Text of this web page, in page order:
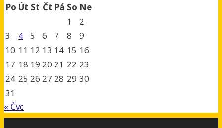
Po Út St Čt Pá So Ne
1
2
3
4 5 6 7 8
9
10 11 12 13 14 15 16
17 18 19 20 21 22 23
24 25 26 27 28 29 30
31
« Čvc